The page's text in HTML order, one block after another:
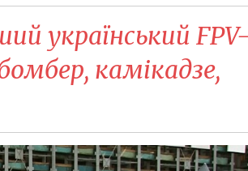
український
камікадзе,